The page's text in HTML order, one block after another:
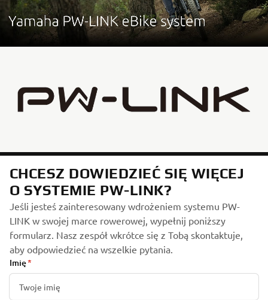
CHCESZ DOWIEDZIEĆ SIĘ WIĘCEJ
O SYSTEMIE PW-LINK?
Jeśli jesteś zainteresowany wdrożeniem systemu PW-
LINK w swojej marce rowerowej, wypełnij poniższy
formularz. Nasz zespół wkrótce się z Tobą skontaktuje,
aby odpowiedzieć na wszelkie pytania.
Imię